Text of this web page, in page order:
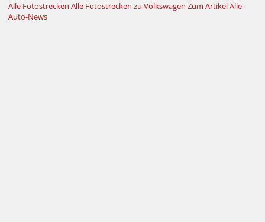
Alle Fotostrecken Alle Fotostrecken zu Volkswagen Zum ArtikelAlle
Auto-News